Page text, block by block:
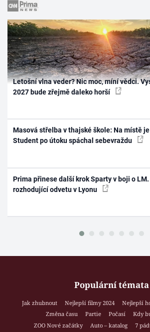
Letošní vlna veder? Nic moc, míní vědci.
2027 bude zřejmě daleko horší
Masová střelba v thajské škole: Na místě
Student po útoku spáchal sebevraždu
Prima přinese další krok Sparty v boji o
rozhodující odvetu v Lyonu
Populární témata
Jak zhubnout Nejlepší filmy 2024 Nejlepší
Změna času
Partie Počasí
Kdy
ZOO Nové začátky
Auto – katalog
7